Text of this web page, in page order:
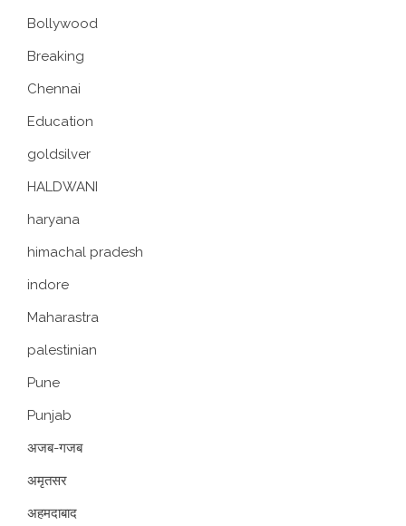
Bollywood
Breaking
Chennai
Education
goldsilver
HALDWANI
haryana
himachal pradesh
indore
Maharastra
palestinian
Pune
Punjab
अजब-गजब
अमृतसर
अहमदाबाद